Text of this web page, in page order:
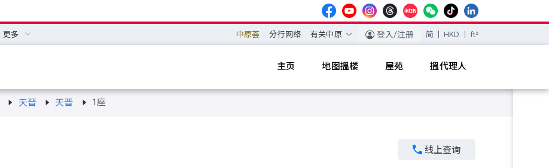
更多 中原荟 分行网络 有关中原 登入/注册 简 HKD ft²
主页 地图搵楼 屋苑 搵代理人
天晋 天晋 1座
 线上查询